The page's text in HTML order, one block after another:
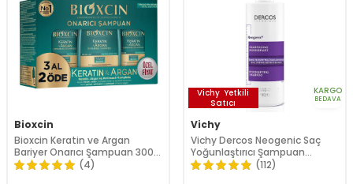
Bioxcin
Bioxcin Keratin ve Argan
Bariyer Onarıcı Şampuan 300
ml - 3 al 2 öde(4)
Vichy Yetkili
Satıcı
KARGO
BEDAVA
Vichy
Vichy Dercos Neogenic Saç
Yoğunlaştırıcı Şampuan
400ml
(112)